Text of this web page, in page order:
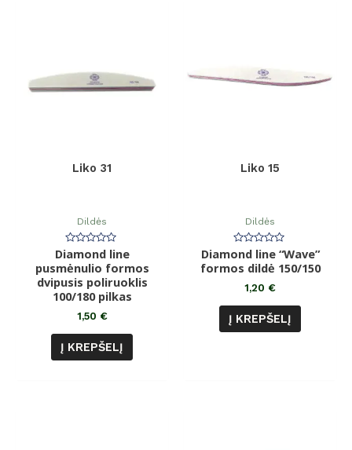
Liko 31
Dildės
Įvertinimas:
0
iš
5
Diamond line
pusmėnulio formos
dvipusis poliruoklis
100/180 pilkas
1,50 €
Į KREPŠELĮ
Liko 15
Dildės
Įvertinimas:
0
iš
Diamond line “Wave”
formos dildė 150/150
1,20 €
Į KREPŠELĮ